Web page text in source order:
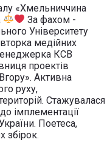
«Хмельниччина
За фахом -
Університету
медійних
КСВ
проектів
Активна
руху,
Стажувалася
імплементації
Поетеса,
збірок.